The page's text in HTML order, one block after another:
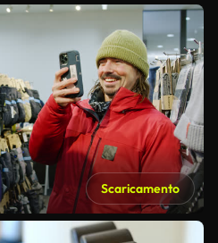
Scaricamento